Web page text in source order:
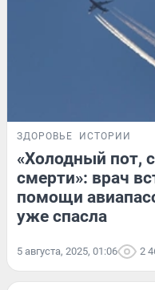
ЗДОРОВЬЕ ИСТОРИИ
«Холодный пот,
смерти»: врач
помощи
уже спасла
5 августа, 2025, 01:06 2